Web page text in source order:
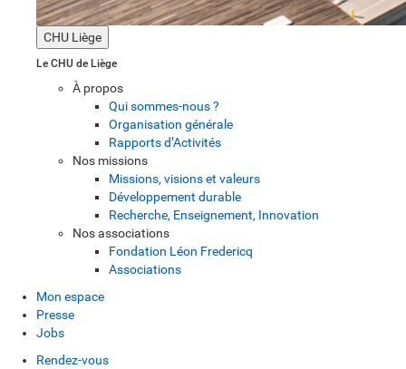
CHU Liège
Le CHU de Liège
À propos
Qui sommes-nous ?
Organisation générale
Rapports d’Activités
Nos missions
Missions, visions et valeurs
Développement durable
Recherche, Enseignement, Innovation
Nos associations
Fondation Léon Fredericq
Associations
Mon espace
Presse
Jobs
Rendez-vous